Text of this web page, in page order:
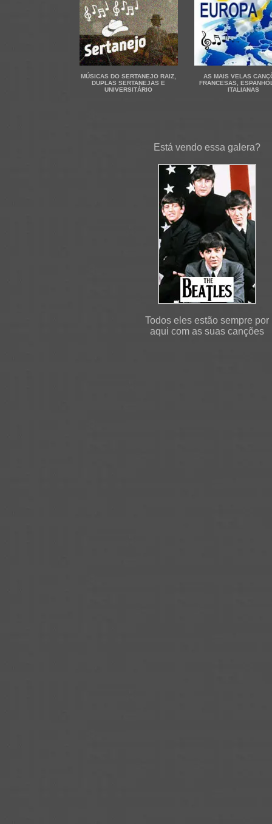
MÚSICAS DO SERTANEJO RAIZ,
DUPLAS SERTANEJAS E
UNIVERSITÁRIO
AS MAIS VELAS
FRANCESAS,
ITALIANAS
Está vendo essa galera?
Todos eles estão sempre por
aqui com as suas canções